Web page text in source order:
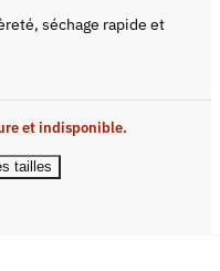
séchage rapide et
et indisponible.
tailles